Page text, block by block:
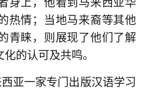
身上，他看到马来西亚华
热情；当地马来裔等其他
青睐，则展现了他们了解
的认可及共鸣。
西亚一家专门出版汉语学习